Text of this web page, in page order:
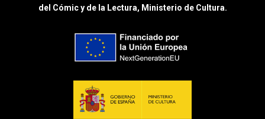
del Cómic y de la Lectura, Ministerio de Cultura.